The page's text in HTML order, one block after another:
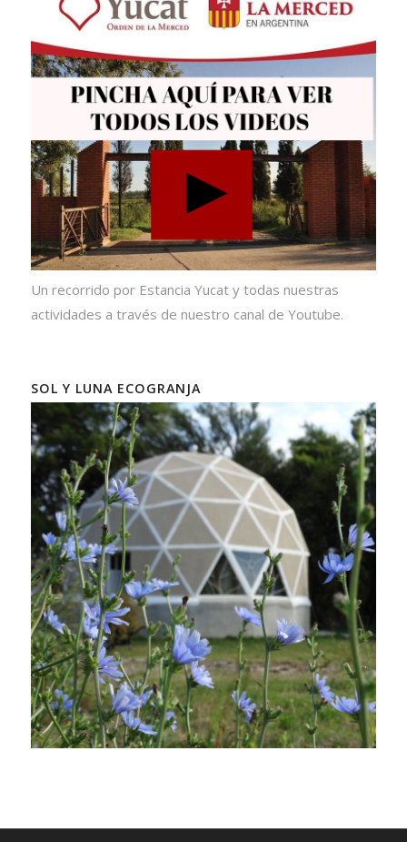
Un recorrido por Estancia Yucat y todas nuestras
actividades a través de nuestro canal de Youtube.
SOL Y LUNA ECOGRANJA